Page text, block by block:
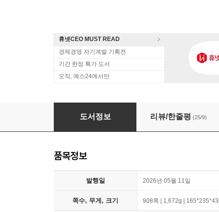
휴넷CEO MUST READ
경제경영 자기계발 기획전
기간 한정 특가 도서
오직, 예스24에서만
무조건 1,000만 원 벌고 시작하는 초수익 부동
도서정보 리뷰/한줄평 (25/9)
품목정보
발행일 2026년 05월 11일
쪽수, 무게, 크기 908쪽 | 1,672g |